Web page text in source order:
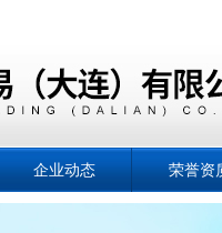
企业动态 荣誉资